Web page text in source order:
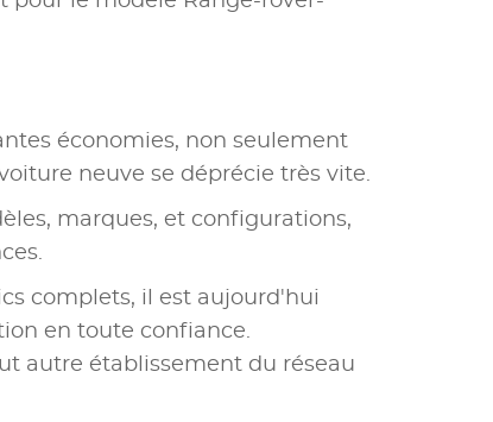
économies, non seulement
neuve se déprécie très vite.
marques, et configurations,
complets, il est aujourd'hui
en toute confiance.
autre établissement du réseau